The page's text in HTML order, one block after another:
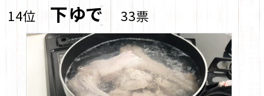
14位 下ゆで 33票